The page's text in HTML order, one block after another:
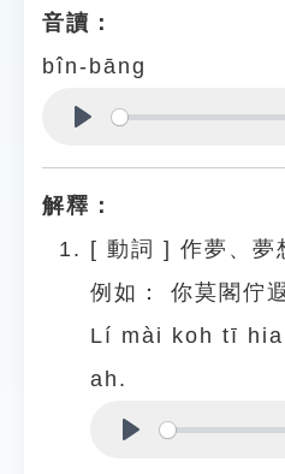
遊戲專區
貓頭鷹博士
音讀：
bîn-bāng
解釋：
[ 動詞 ] 作夢、夢
例如：
你莫閣佇
Lí mài koh tī
ah.